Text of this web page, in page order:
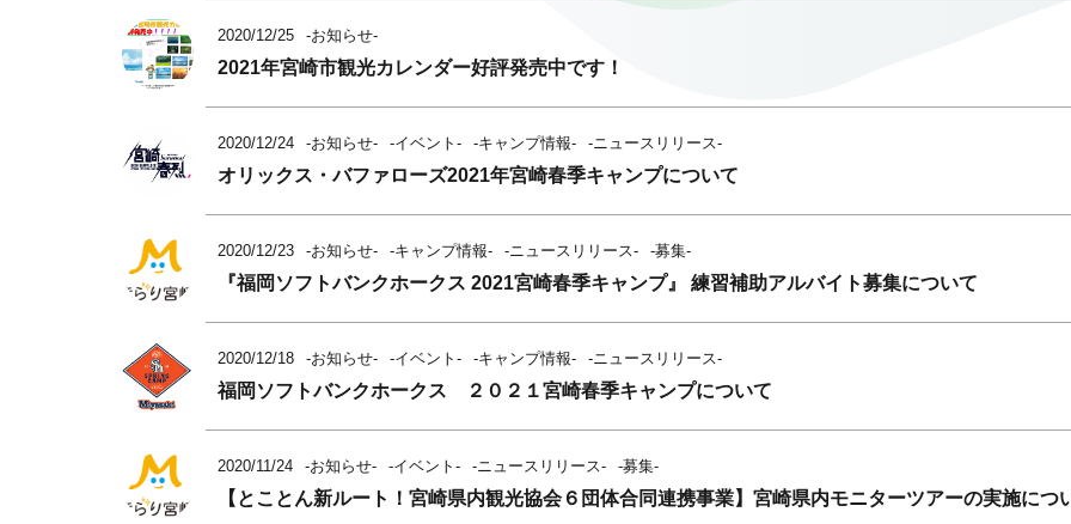
2020/12/25 -お知らせ-
2021年宮崎市観光カレンダー好評発売中です！
2020/12/24 -お知らせ- -イベント- -キャンプ情報- -ニュースリリース-
オリックス・バファローズ2021年宮崎春季キャンプについて
2020/12/23 -お知らせ- -キャンプ情報- -ニュースリリース- -募集-
『福岡ソフトバンクホークス 2021宮崎春季キャンプ』 練習補助アルバイト募集について
2020/12/18 -お知らせ- -イベント- -キャンプ情報- -ニュースリリース-
福岡ソフトバンクホークス ２０２１宮崎春季キャンプについて
2020/11/24 -お知らせ- -イベント- -ニュースリリース- -募集-
【とことん新ルート！宮崎県内観光協会６団体合同連携事業】宮崎県内モニターツアーの実施につ